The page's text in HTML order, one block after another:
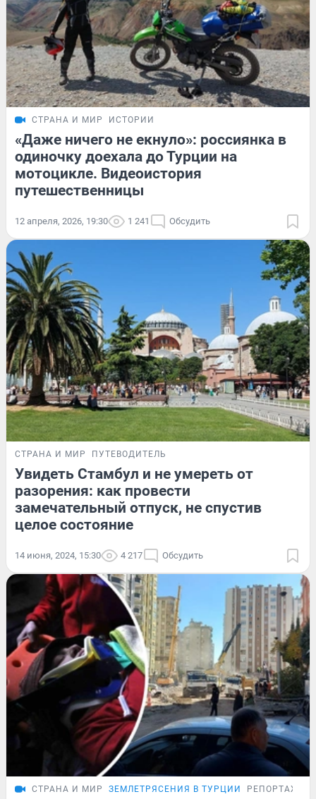
СТРАНА И МИР ИСТОРИИ
«Даже ничего не екнуло»: россиянка в
одиночку доехала до Турции на
мотоцикле. Видеоистория
путешественницы
12 апреля, 2026, 19:30 1 241 Обсудить
СТРАНА И МИР ПУТЕВОДИТЕЛЬ
Увидеть Стамбул и не умереть от
разорения: как провести
замечательный отпуск, не спустив
целое состояние
14 июня, 2024, 15:30 4 217 Обсудить
СТРАНА И МИР ЗЕМЛЕТРЯСЕНИЯ В ТУРЦИИ РЕПОРТАЖ